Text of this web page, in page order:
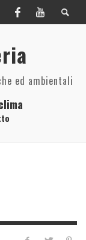
ed ambientali